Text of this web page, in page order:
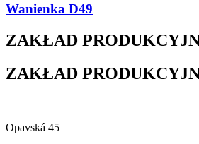
Wanienka D49
ZAKŁAD
ZAKŁAD
Opavská 45